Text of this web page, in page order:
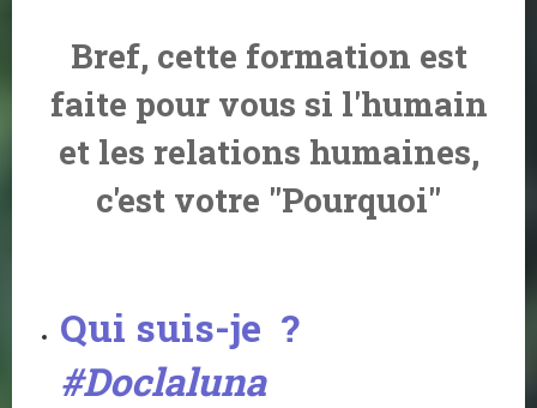
Bref, cette formation est
faite pour vous si l'humain
et les relations humaines,
c'est votre "Pourquoi"
Qui suis-je ?
#Doclaluna